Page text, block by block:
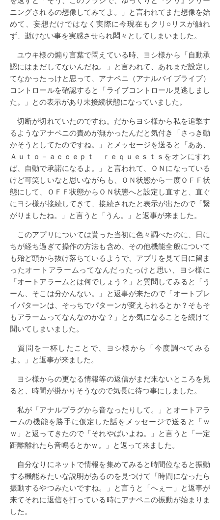
ニングされるの想像してみてよ。」と言われてまた想像を始
めて、妄想だけではなく実際に今現在もクリ○リスが触れ
ず、逝けない事を実感させられ悶々としてしまいました。
ユウキ様の煽り言葉で悶えている時、ヨシ様から「自動承
認にはまだしてないんだね。」と言われて、あれまだ設定し
てなかったっけと思って、アナペニ（アナルバイブライブ）
コントロールを確認すると「ライブコントロール見逃しまし
た。」との表示があり未接続状態になっていました。
切断が切れていたのですね。だからヨシ様から私を追撃す
るようなアナペニの責めが無かったんだと気付き「さっき動
かそうとしてたのですね。」とメッセージを送ると「ああ、
Ａｕｔｏ－ａｃｃｅｐｔ ｒｅｑｕｅｓｔｓをオンにすれ
ば、自動で承諾になるよ。」と言われて、ＯＮになっている
けど可笑しいなと思いながらも、ＯＮ状態から一度ＯＦＦ状
態にして、ＯＦＦ状態からＯＮ状態へと設定し直すと、直ぐ
にヨシ様が接続してきて、接続されたと表示が出たので「繋
がりましたね。」と言うと「うん。」と返事が来ました。
このアプリについては貰った当初に色々調べたのに、日に
ちが経ち過ぎて操作の方法も含め、その他機能全般について
も殆ど頭から抜け落ちているようで、アプリを見て目に留ま
ったオートアラームってなんだったっけと思い、ヨシ様に
「オートアラームとは何でしょう？」と質問してみると「う
ーん、そこは分かんない。」と返事が来たので「オートプレ
イパターンは、そっちでパターンが変えられるとか？そもそ
もアラームってなんなのかな？」とか気になることを続けて
聞いてしまいました。
質問を一杯したことで、ヨシ様から「今度調べてみる
よ。」と返事が来ました。
ヨシ様からの更なる情報等の返信がまだ来ないところを見
ると、時間が掛かりそうなので気長に待つ事にしました。
私が「アナルプラグから音なったりして。」とオートアラ
ームの機能を勝手に仮定した話をメッセージで送ると「ｗ
ｗ」と返ってきたので「それやばいよね。」と言うと「一定
距離離れたら音鳴るとかｗ。」と返って来ました。
自分なりにネットで情報を集めてみると時間位なると振動
する機能みたいな説明があるのを見つけて「時間になったら
振動するやつみたいですね。」と言うと「へぇー」と返事が
来てそれに返信を打っている時にアナペニの振動が始まりま
した。